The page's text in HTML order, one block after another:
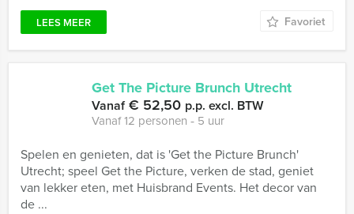
LEES MEER Favoriet
Get The Picture Brunch Utrecht
Vanaf€ 52,50 p.p. excl. BTW
Vanaf 12 personen ‐ 5 uur
Spelen en genieten, dat is 'Get the Picture Brunch'
Utrecht; speel Get the Picture, verken de stad, geniet
van lekker eten, met Huisbrand Events. Het decor van
de ...